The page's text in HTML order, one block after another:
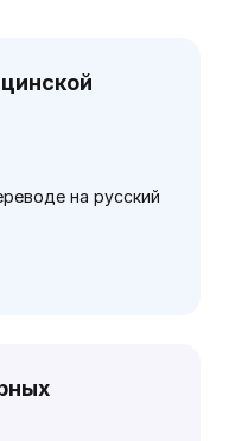
на русский